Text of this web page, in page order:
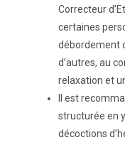
Correcteur
certaines
débordement
d’autres, au
relaxation et
Il est
structurée en
décoctions